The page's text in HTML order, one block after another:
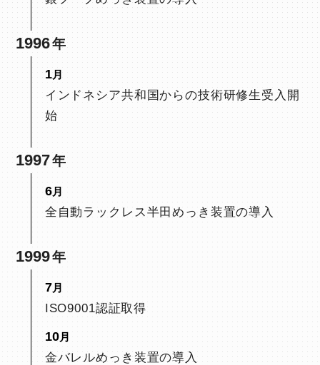
1996
1
インドネシア共和国からの技術研修生受入開
始
1997
6
全自動ラックレス半田めっき装置の導入
1999
7
ISO9001認証取得
10
金バレルめっき装置の導入